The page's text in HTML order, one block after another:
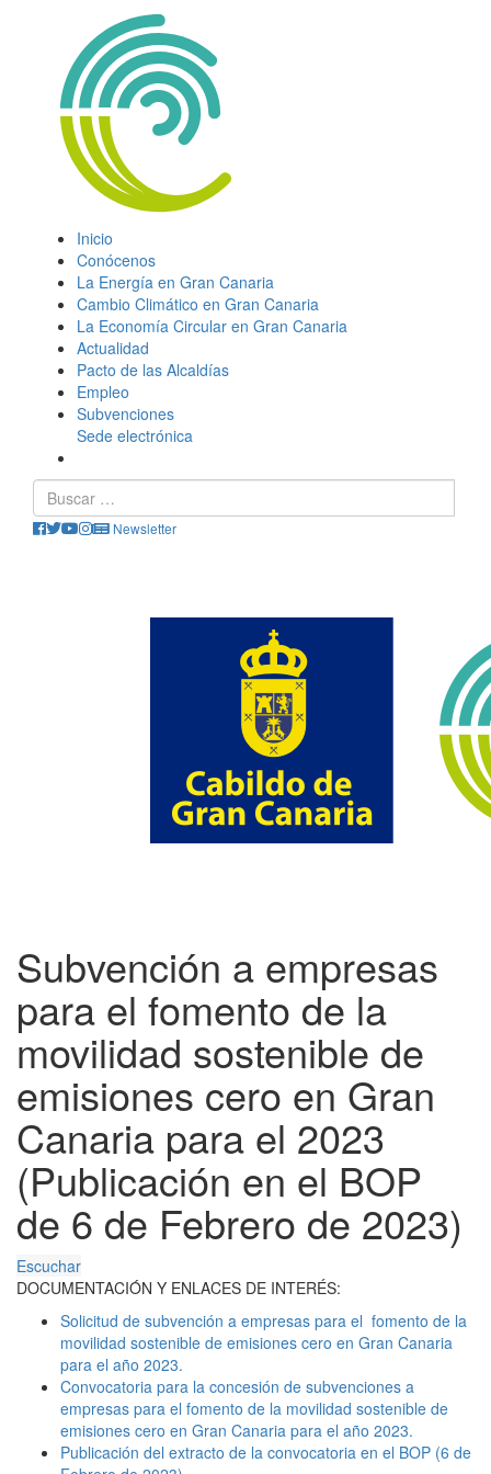
Inicio
Conócenos
La Energía en Gran Canaria
Cambio Climático en Gran Canaria
La Economía Circular en Gran Canaria
Actualidad
Pacto de las Alcaldías
Empleo
Subvenciones
Sede electrónica
Newsletter
Subvención a empresas
para el fomento de la
movilidad sostenible de
emisiones cero en Gran
Canaria para el 2023
(Publicación en el BOP
de 6 de Febrero de 2023)
Escuchar
DOCUMENTACIÓN Y ENLACES DE INTERÉS:
Solicitud de subvención a empresas para el fomento de la
movilidad sostenible de emisiones cero en Gran Canaria
para el año 2023.
Convocatoria para la concesión de subvenciones a
empresas para el fomento de la movilidad sostenible de
emisiones cero en Gran Canaria para el año 2023.
Publicación del extracto de la convocatoria en el BOP (6 de